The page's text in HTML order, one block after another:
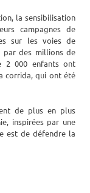
la sensibilisation
campagnes de
sur les voies de
par des millions de
2 000 enfants ont
corrida, qui ont été
de plus en plus
inspirées par une
est de défendre la